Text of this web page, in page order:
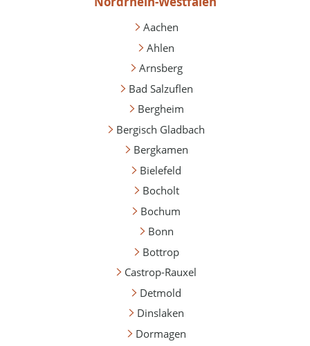
Aachen
Ahlen
Arnsberg
Bad Salzuflen
Bergheim
Bergisch Gladbach
Bergkamen
Bielefeld
Bocholt
Bochum
Bonn
Bottrop
Castrop-Rauxel
Detmold
Dinslaken
Dormagen